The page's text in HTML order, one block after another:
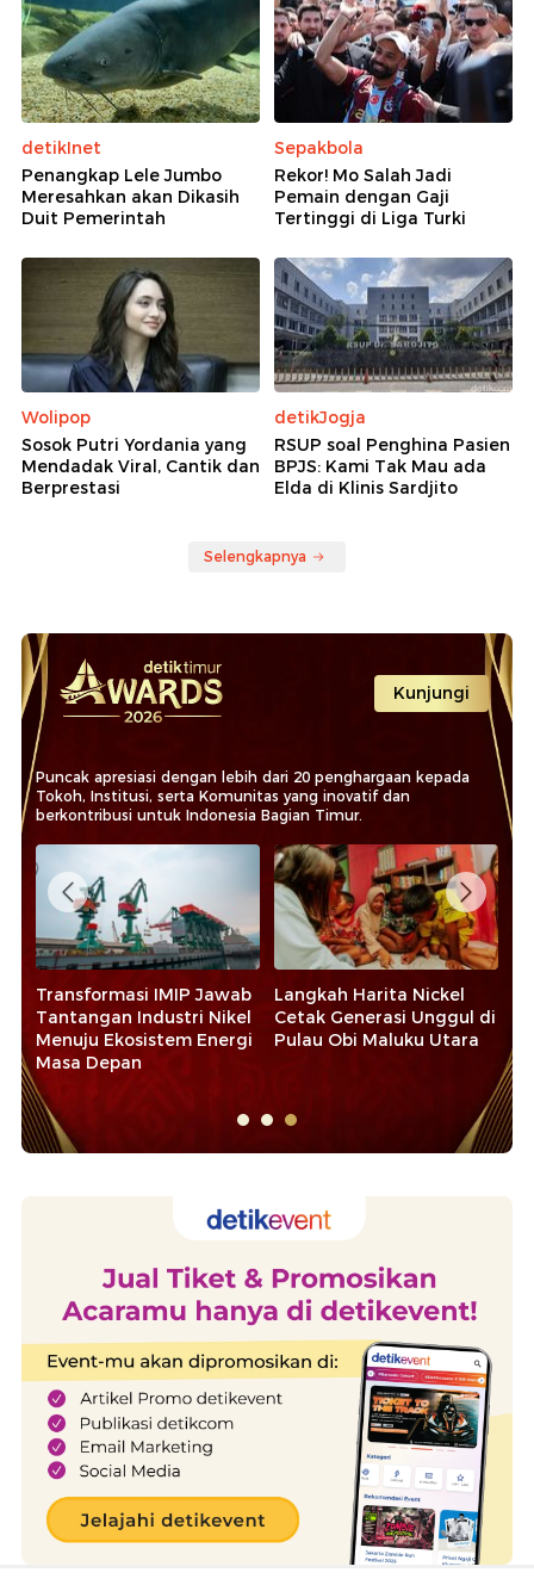
detikInet
Penangkap Lele Jumbo
Meresahkan akan Dikasih
Duit Pemerintah
Sepakbola
Rekor! Mo Salah Jadi
Pemain dengan Gaji
Tertinggi di Liga Turki
Wolipop
Sosok Putri Yordania yang
Mendadak Viral, Cantik dan
Berprestasi
detikJogja
RSUP soal Penghina Pasien
BPJS: Kami Tak Mau ada
Elda di Klinis Sardjito
Selengkapnya
Kunjungi
Puncak apresiasi dengan lebih dari 20 penghargaan kepada
Tokoh, Institusi, serta Komunitas yang inovatif dan
berkontribusi untuk Indonesia Bagian Timur.
Transformasi IMIP Jawab
Tantangan Industri Nikel
Menuju Ekosistem Energi
Masa Depan
Langkah Harita Nickel
Cetak Generasi Unggul di
Pulau Obi Maluku Utara